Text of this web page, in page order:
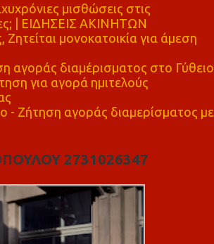
μισθώσεις στις
| ΕΙΔΗΣΕΙΣ ΑΚΙΝΗΤΩΝ
μονοκατοικία για άμεση
αγοράς διαμέρισματος στο Γύθειο
για αγορά ημιτελούς
- Ζήτηση αγοράς διαμερίσματος με
2731026347